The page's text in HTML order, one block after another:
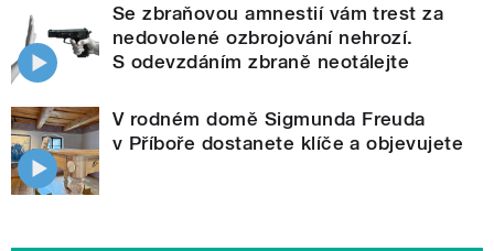
Se zbraňovou amnestií vám trest za
nedovolené ozbrojování nehrozí.
S odevzdáním zbraně neotálejte
V rodném domě Sigmunda Freuda
v Příboře dostanete klíče a objevujete